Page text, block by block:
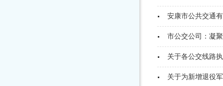
安康市公共交通
市公交公司：凝
关于各公交线路
关于为新增退役